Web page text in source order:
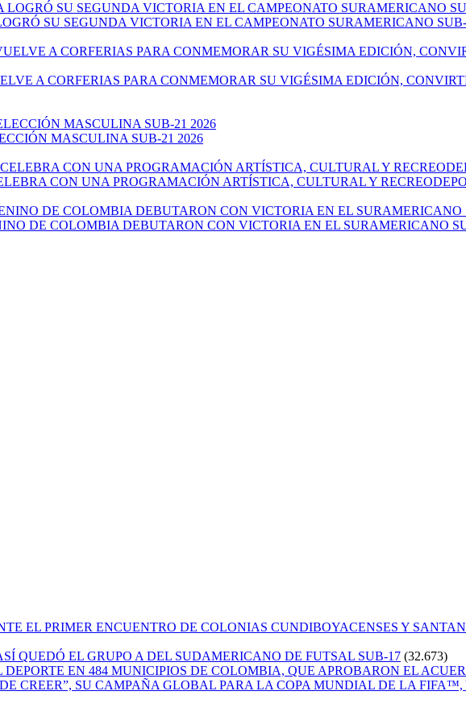
SU SEGUNDA VICTORIA EN EL CAMPEONATO SURAMERICANO
A CORFERIAS PARA CONMEMORAR SU VIGÉSIMA EDICIÓN,
MASCULINA SUB-21 2026
CON UNA PROGRAMACIÓN ARTÍSTICA, CULTURAL Y
DE COLOMBIA DEBUTARON CON VICTORIA EN EL SURAMERICANO
EL PRIMER ENCUENTRO DE COLONIAS CUNDIBOYACENSES Y
QUEDÓ EL GRUPO A DEL SUDAMERICANO DE FUTSAL SUB-17 (32.673)
EN 484 MUNICIPIOS DE COLOMBIA, QUE APROBARON EL
CREER”, SU CAMPAÑA GLOBAL PARA LA COPA MUNDIAL DE LA